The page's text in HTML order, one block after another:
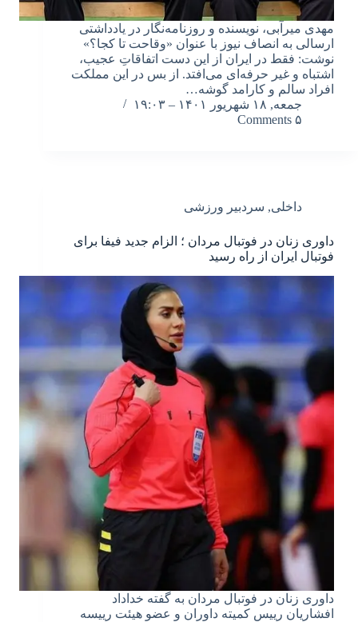
مهدی میرآبی، نویسنده و روزنامه‌نگار در یادداشتی
ارسالی به انصاف نیوز با عنوان «وقاحت تا کجا؟»
نوشت: فقط در ایران از این دست اتفاقاتِ عجیب،
اشتباه و غیر حرفه‌ای می‌افتد. از بس در این مملکت
افراد سالم و کارامد گوشه…
جمعه, ۱۸ شهریور ۱۴۰۱ – ۱۹:۰۳
۵ Comments
داخلی, سردبیر ورزشی
داوری زنان در فوتبال مردان ؛ الزام جدید فیفا برای
فوتبال ایران از راه رسید
داوری زنان در فوتبال مردان به گفته خداداد
افشاریان رییس کمیته داوران و عضو هیئت رییسه